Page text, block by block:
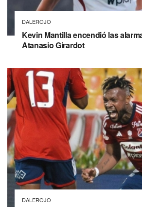
DALEROJO
Kevin Mantilla encendió las
Atanasio Girardot
DALEROJO